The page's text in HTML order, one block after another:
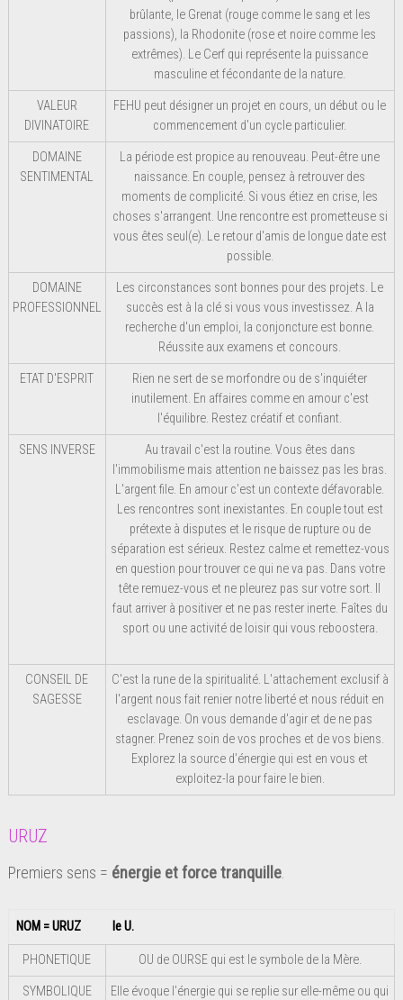
brûlante, le Grenat (rouge comme le sang et les
passions), la Rhodonite (rose et noire comme les
extrêmes). Le Cerf qui représente la puissance
masculine et fécondante de la nature.
VALEUR
DIVINATOIRE
FEHU peut désigner un projet en cours, un début ou le
commencement d'un cycle particulier.
DOMAINE
SENTIMENTAL
La période est propice au renouveau. Peut-être une
naissance. En couple, pensez à retrouver des
moments de complicité. Si vous étiez en crise, les
choses s'arrangent. Une rencontre est prometteuse si
vous êtes seul(e). Le retour d'amis de longue date est
possible.
DOMAINE
PROFESSIONNEL
Les circonstances sont bonnes pour des projets. Le
succès est à la clé si vous vous investissez. A la
recherche d'un emploi, la conjoncture est bonne.
Réussite aux examens et concours.
ETAT D'ESPRIT
Rien ne sert de se morfondre ou de s'inquiéter
inutilement. En affaires comme en amour c'est
l'équilibre. Restez créatif et confiant.
SENS INVERSE
Au travail c'est la routine. Vous êtes dans
l'immobilisme mais attention ne baissez pas les bras.
L'argent file. En amour c'est un contexte défavorable.
Les rencontres sont inexistantes. En couple tout est
prétexte à disputes et le risque de rupture ou de
séparation est sérieux. Restez calme et remettez-vous
en question pour trouver ce qui ne va pas. Dans votre
tête remuez-vous et ne pleurez pas sur votre sort. Il
faut arriver à positiver et ne pas rester inerte. Faîtes du
sport ou une activité de loisir qui vous reboostera.
CONSEIL DE
SAGESSE
C'est la rune de la spiritualité. L'attachement exclusif à
l'argent nous fait renier notre liberté et nous réduit en
esclavage. On vous demande d'agir et de ne pas
stagner. Prenez soin de vos proches et de vos biens.
Explorez la source d'énergie qui est en vous et
exploitez-la pour faire le bien.
URUZ
Premiers sens = énergie et force tranquille.
NOM = URUZ le U.
PHONETIQUE OU de OURSE qui est le symbole de la Mère.
SYMBOLIQUE
Elle évoque l'énergie qui se replie sur elle-même ou qui